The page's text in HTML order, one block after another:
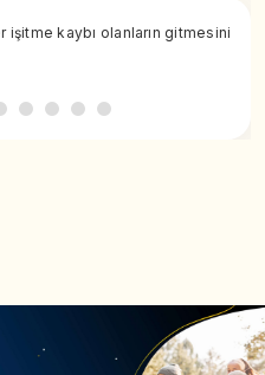
kaybı olanların gitmesini